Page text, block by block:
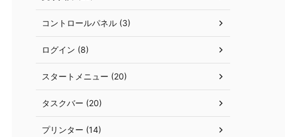
コントロールパネル (3)
ログイン (8)
スタートメニュー (20)
タスクバー (20)
プリンター (14)